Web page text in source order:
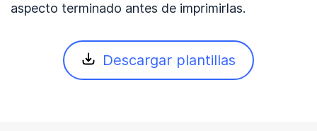
aspecto terminado antes de imprimirlas.
Descargar plantillas